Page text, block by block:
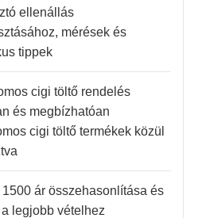
ellenállás
mérések és
tippek
cigi töltő rendelés
és megbízhatóan
cigi töltő termékek közül
1500 ár összehasonlítása és
legjobb vételhez